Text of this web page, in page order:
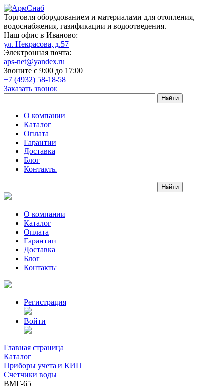
Торговля оборудованием и материалами для отопления,
водоснабжения, газификации и водоотведения.
Наш офис в Иваново:
ул. Некрасова, д.57
Электронная почта:
aps-net@yandex.ru
Звоните с 9:00 до 17:00
+7 (4932) 58-18-58
Заказать звонок
О компании
Каталог
Оплата
Гарантии
Доставка
Блог
Контакты
О компании
Каталог
Оплата
Гарантии
Доставка
Блог
Контакты
Регистрация
Войти
Главная страница
Каталог
Приборы учета и КИП
Счетчики воды
ВМГ-65